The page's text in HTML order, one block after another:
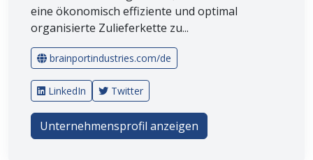
eine ökonomisch effiziente und optimal
organisierte Zulieferkette zu...
brainportindustries.com/de
LinkedIn Twitter
Unternehmensprofil anzeigen